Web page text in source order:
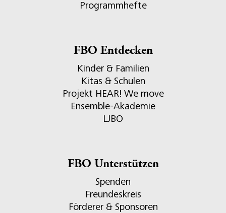
Programmhefte
FBO Entdecken
Kinder & Familien
Kitas & Schulen
Projekt HEAR! We move
Ensemble-Akademie
LJBO
FBO Unterstützen
Spenden
Freundeskreis
Förderer & Sponsoren